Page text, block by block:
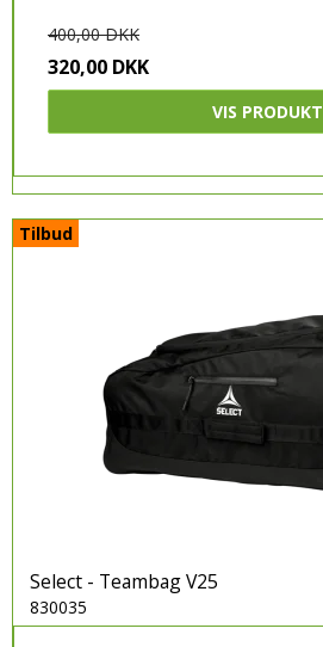
400,00 DKK
320,00 DKK
VIS PRODUKT
Tilbud
Select - Teambag V25
830035